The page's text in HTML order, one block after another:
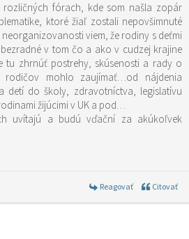
fórach, kde som našla zopár
ktoré žiaľ zostali nepovšimnuté
viem, že rodiny s deťmi
v tom čo a ako v cudzej krajine
tu zhrnúť postrehy, skúsenosti a rady o
mohlo zaujímať…od nájdenia
detí do školy, zdravotníctva, legislatívu
žijúcimi v UK a pod…
uvítajú a budú vďační za akúkoľvek
Reagovať Citovať